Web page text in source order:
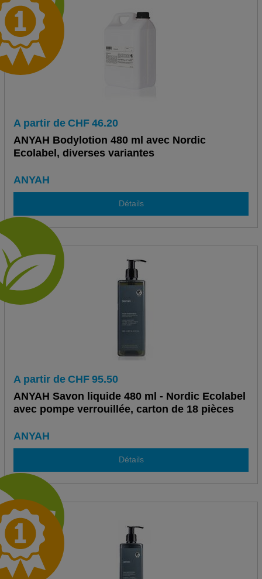
A partir de CHF 46.20
ANYAH Bodylotion 480 ml avec Nordic
Ecolabel, diverses variantes
ANYAH
Détails
A partir de CHF 95.50
ANYAH Savon liquide 480 ml - Nordic Ecolabel
avec pompe verrouillée, carton de 18 pièces
ANYAH
Détails